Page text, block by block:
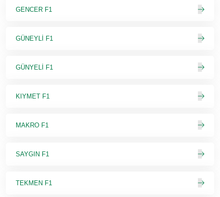
GENCER F1
GÜNEYLİ F1
GÜNYELİ F1
KIYMET F1
MAKRO F1
SAYGIN F1
TEKMEN F1